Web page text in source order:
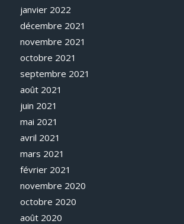
janvier 2022
décembre 2021
novembre 2021
octobre 2021
septembre 2021
août 2021
juin 2021
mai 2021
avril 2021
mars 2021
février 2021
novembre 2020
octobre 2020
août 2020